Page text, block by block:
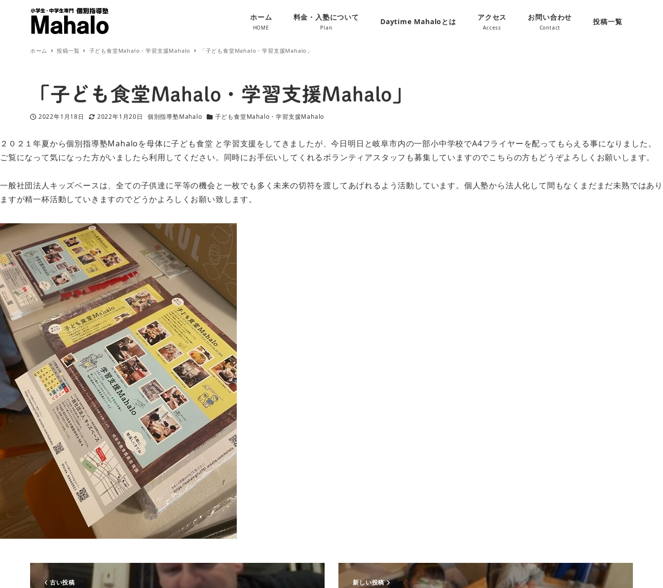
ホーム
HOME
料金・入塾について
Plan
Daytime Mahaloとは アクセス
Access
お問い合わせ
Contact
投稿一覧
ホーム 投稿一覧 子ども食堂Mahalo・学習支援Mahalo 「子ども食堂Mahalo・学習支援Mahalo」
「子ども食堂Mahalo・学習支援Mahalo」
投稿日
2022年1月18日
更新日
2022年1月20日
著
個別指導塾Mahalo
カテゴリー
子ども食堂Mahalo・学習支援Mahalo
２０２１年夏から個別指導塾Mahaloを母体に子ども食堂 と学習支援をしてきましたが、今日明日と岐阜市内の一部小中学校でA4フライヤーを配ってもらえる事になりました。
ご覧になって気になった方がいましたら利用してください。同時にお手伝いしてくれるボランティアスタッフも募集していますのでこちらの方もどうぞよろしくお願いします。
一般社団法人キッズベースは、全ての子供達に平等の機会と一枚でも多く未来の切符を渡してあげれるよう活動しています。個人塾から法人化して間もなくまだまだ未熟ではあり
ますが精一杯活動していきますのでどうかよろしくお願い致します。
古い投稿 新しい投稿